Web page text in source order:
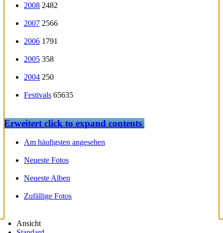
2008 2482
2007 2566
2006 1791
2005 358
2004 250
Festivals 65635
Erweitertclick to expand contents
Am häufigsten angesehen
Neueste Fotos
Neueste Alben
Zufällige Fotos
Ansicht